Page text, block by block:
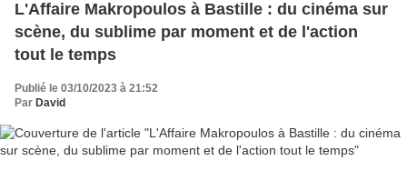
L'Affaire Makropoulos à Bastille : du cinéma sur
scène, du sublime par moment et de l'action
tout le temps
Publié le 03/10/2023 à 21:52
Par David